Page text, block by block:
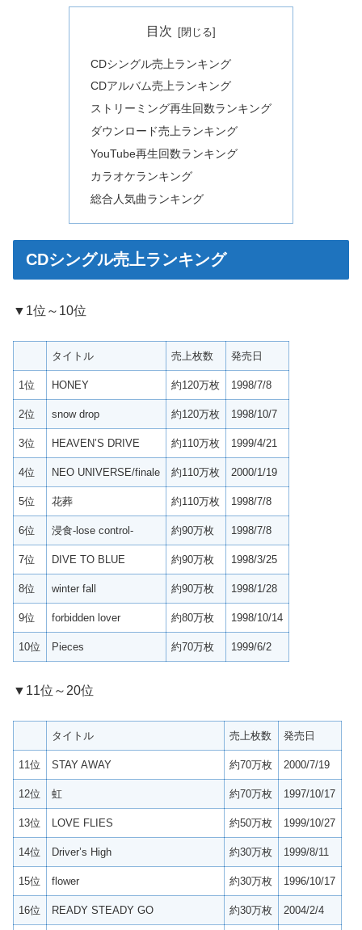
目次
CDシングル売上ランキング
CDアルバム売上ランキング
ストリーミング再生回数ランキング
ダウンロード売上ランキング
YouTube再生回数ランキング
カラオケランキング
総合人気曲ランキング
CDシングル売上ランキング
▼1位～10位
タイトル 売上枚数 発売日
1位 HONEY 約120万枚 1998/7/8
2位 snow drop 約120万枚 1998/10/7
3位 HEAVEN’S DRIVE 約110万枚 1999/4/21
4位 NEO UNIVERSE/finale 約110万枚 2000/1/19
5位 花葬 約110万枚 1998/7/8
6位 浸食-lose control- 約90万枚 1998/7/8
7位 DIVE TO BLUE 約90万枚 1998/3/25
8位 winter fall 約90万枚 1998/1/28
9位 forbidden lover 約80万枚 1998/10/14
10位 Pieces 約70万枚 1999/6/2
▼11位～20位
タイトル 売上枚数 発売日
11位 STAY AWAY 約70万枚 2000/7/19
12位 虹 約70万枚 1997/10/17
13位 LOVE FLIES 約50万枚 1999/10/27
14位 Driver’s High 約30万枚 1999/8/11
15位 flower 約30万枚 1996/10/17
16位 READY STEADY GO 約30万枚 2004/2/4